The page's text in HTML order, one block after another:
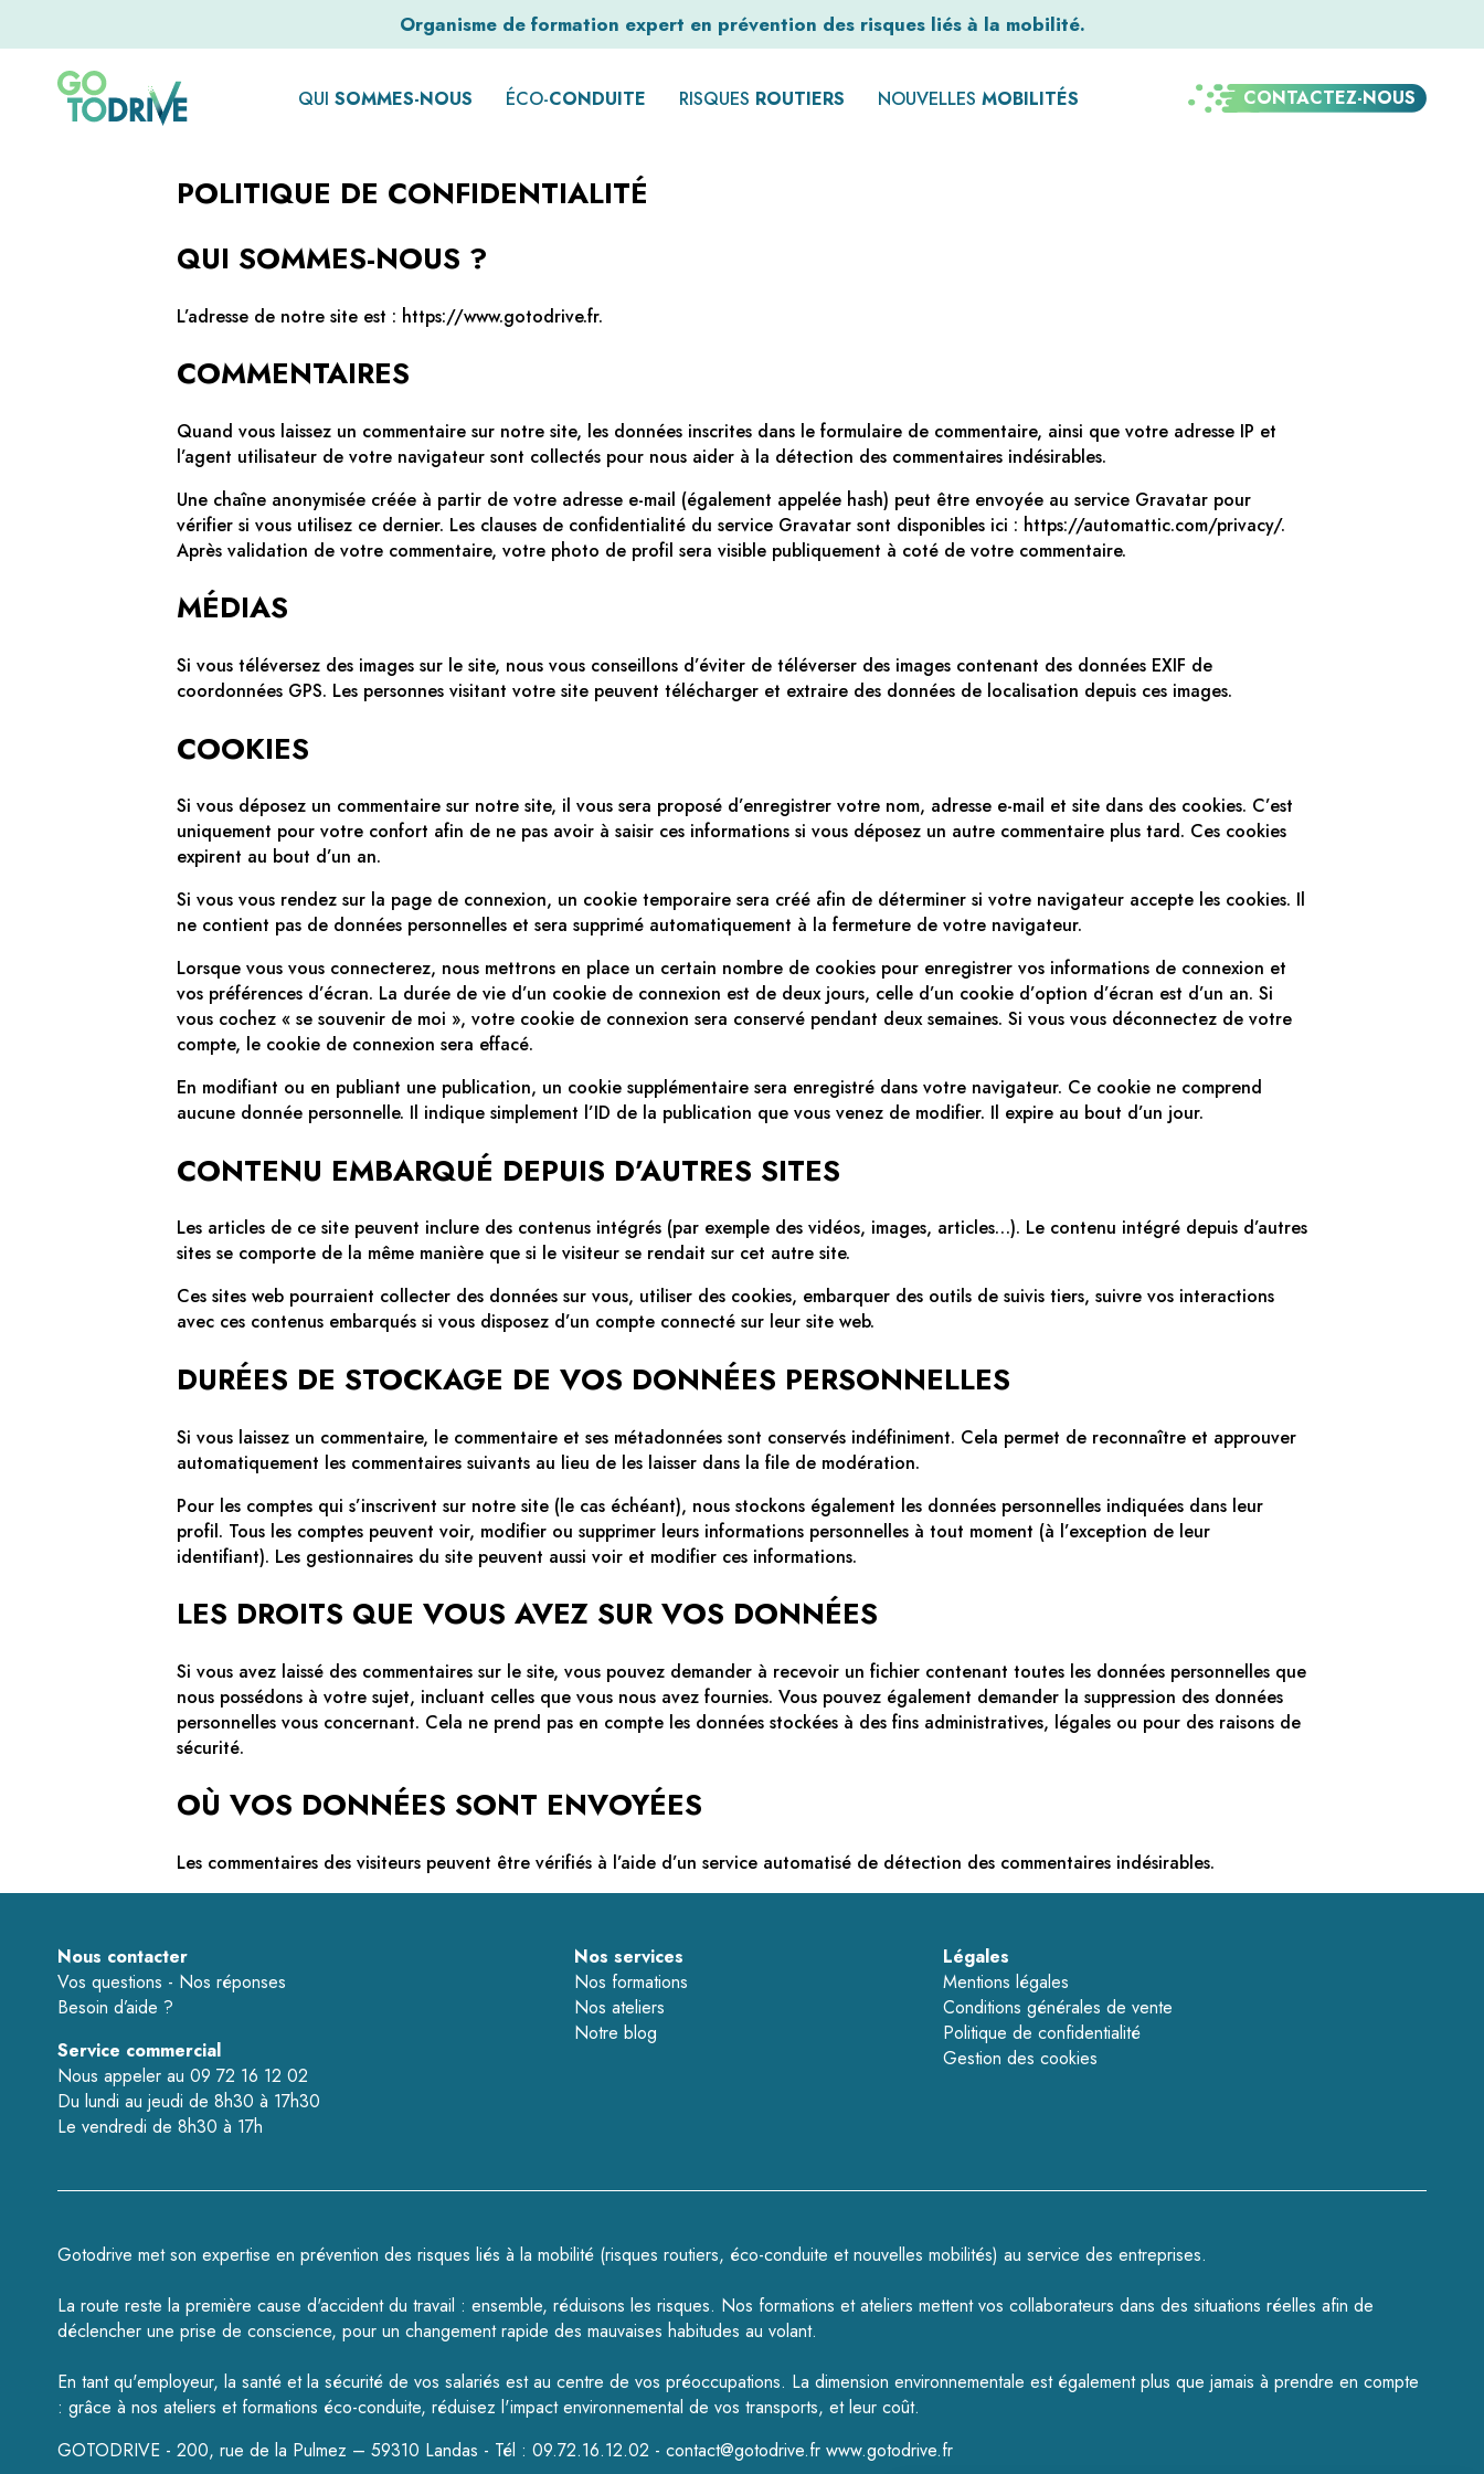
Organisme de formation expert en prévention des risques liés à la mobilité.
QUI SOMMES-NOUS ÉCO-CONDUITE RISQUES ROUTIERS NOUVELLES MOBILITÉS CONTACTEZ-NOUS
POLITIQUE DE CONFIDENTIALITÉ
QUI SOMMES-NOUS ?
L’adresse de notre site est : https://www.gotodrive.fr.
COMMENTAIRES
Quand vous laissez un commentaire sur notre site, les données inscrites dans le formulaire de commentaire, ainsi que votre adresse IP et
l’agent utilisateur de votre navigateur sont collectés pour nous aider à la détection des commentaires indésirables.
Une chaîne anonymisée créée à partir de votre adresse e-mail (également appelée hash) peut être envoyée au service Gravatar pour
vérifier si vous utilisez ce dernier. Les clauses de confidentialité du service Gravatar sont disponibles ici : https://automattic.com/privacy/.
Après validation de votre commentaire, votre photo de profil sera visible publiquement à coté de votre commentaire.
MÉDIAS
Si vous téléversez des images sur le site, nous vous conseillons d’éviter de téléverser des images contenant des données EXIF de
coordonnées GPS. Les personnes visitant votre site peuvent télécharger et extraire des données de localisation depuis ces images.
COOKIES
Si vous déposez un commentaire sur notre site, il vous sera proposé d’enregistrer votre nom, adresse e-mail et site dans des cookies. C’est
uniquement pour votre confort afin de ne pas avoir à saisir ces informations si vous déposez un autre commentaire plus tard. Ces cookies
expirent au bout d’un an.
Si vous vous rendez sur la page de connexion, un cookie temporaire sera créé afin de déterminer si votre navigateur accepte les cookies. Il
ne contient pas de données personnelles et sera supprimé automatiquement à la fermeture de votre navigateur.
Lorsque vous vous connecterez, nous mettrons en place un certain nombre de cookies pour enregistrer vos informations de connexion et
vos préférences d’écran. La durée de vie d’un cookie de connexion est de deux jours, celle d’un cookie d’option d’écran est d’un an. Si
vous cochez « se souvenir de moi », votre cookie de connexion sera conservé pendant deux semaines. Si vous vous déconnectez de votre
compte, le cookie de connexion sera effacé.
En modifiant ou en publiant une publication, un cookie supplémentaire sera enregistré dans votre navigateur. Ce cookie ne comprend
aucune donnée personnelle. Il indique simplement l’ID de la publication que vous venez de modifier. Il expire au bout d’un jour.
CONTENU EMBARQUÉ DEPUIS D’AUTRES SITES
Les articles de ce site peuvent inclure des contenus intégrés (par exemple des vidéos, images, articles…). Le contenu intégré depuis d’autres
sites se comporte de la même manière que si le visiteur se rendait sur cet autre site.
Ces sites web pourraient collecter des données sur vous, utiliser des cookies, embarquer des outils de suivis tiers, suivre vos interactions
avec ces contenus embarqués si vous disposez d’un compte connecté sur leur site web.
DURÉES DE STOCKAGE DE VOS DONNÉES PERSONNELLES
Si vous laissez un commentaire, le commentaire et ses métadonnées sont conservés indéfiniment. Cela permet de reconnaître et approuver
automatiquement les commentaires suivants au lieu de les laisser dans la file de modération.
Pour les comptes qui s’inscrivent sur notre site (le cas échéant), nous stockons également les données personnelles indiquées dans leur
profil. Tous les comptes peuvent voir, modifier ou supprimer leurs informations personnelles à tout moment (à l’exception de leur
identifiant). Les gestionnaires du site peuvent aussi voir et modifier ces informations.
LES DROITS QUE VOUS AVEZ SUR VOS DONNÉES
Si vous avez laissé des commentaires sur le site, vous pouvez demander à recevoir un fichier contenant toutes les données personnelles que
nous possédons à votre sujet, incluant celles que vous nous avez fournies. Vous pouvez également demander la suppression des données
personnelles vous concernant. Cela ne prend pas en compte les données stockées à des fins administratives, légales ou pour des raisons de
sécurité.
OÙ VOS DONNÉES SONT ENVOYÉES
Les commentaires des visiteurs peuvent être vérifiés à l’aide d’un service automatisé de détection des commentaires indésirables.
Nous contacter
Vos questions - Nos réponses
Besoin d’aide ?
Service commercial
Nous appeler au 09 72 16 12 02
Du lundi au jeudi de 8h30 à 17h30
Le vendredi de 8h30 à 17h
Nos services
Nos formations
Nos ateliers
Notre blog
Légales
Mentions légales
Conditions générales de vente
Politique de confidentialité
Gestion des cookies
Gotodrive met son expertise en prévention des risques liés à la mobilité (risques routiers, éco-conduite etnouvelles mobilités) au service des entreprises.
La route reste la première cause d'accident du travail : ensemble, réduisons les risques. Nos formations etateliers mettent vos collaborateurs dans des situations réelles afin de
déclencher une prise de conscience, pour un changement rapide des mauvaises habitudes au volant.
En tant qu'employeur, la santé et la sécurité de vos salariés est au centre de vos préoccupations. La dimension environnementale est également plus que jamais à prendre en compte
: grâce à nos ateliers et formations éco-conduite, réduisez l'impact environnemental de vos transports, et leur coût.
GOTODRIVE - 200, rue de la Pulmez – 59310 Landas - Tél : 09.72.16.12.02 - contact@gotodrive.fr www.gotodrive.fr